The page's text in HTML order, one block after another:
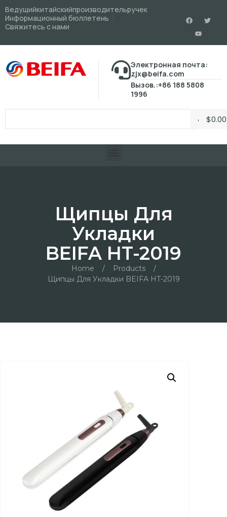
Ведущийкитайскийпроизводительручек
Информационный бюллетень
Свяжитесь с нами
Электронная почта:
zjx@beifa.com
Вызов.:+86 188 5808
1996
$0.00
Щипцы Для
Укладки
BEIFA HT-2019
Home / Products
/
Щипцы Для Укладки BEIFA HT-2019